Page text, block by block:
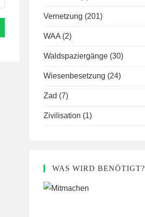
Vernetzung (201)
WAA (2)
Waldspaziergänge (30)
Wiesenbesetzung (24)
Zad (7)
Zivilisation (1)
WAS WIRD BENÖTIGT?